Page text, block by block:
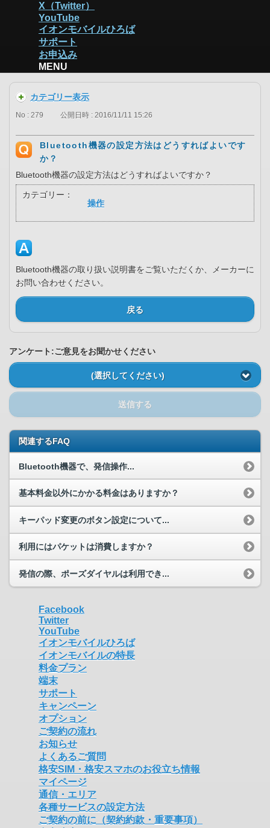
X（Twitter）
YouTube
イオンモバイルひろば
サポート
お申込み
MENU
カテゴリー表示
No : 279 公開日時 : 2016/11/11 15:26
Bluetooth機器の設定方法はどうすればよいです
か？
Bluetooth機器の設定方法はどうすればよいですか？
カテゴリー：
操作
Bluetooth機器の取り扱い説明書をご覧いただくか、メーカーに
お問い合わせください。
戻る
アンケート:ご意見をお聞かせください
(選択してください)
送信する
関連するFAQ
Bluetooth機器で、発信操作...
基本料金以外にかかる料金はありますか？
キーパッド変更のボタン設定について...
利用にはパケットは消費しますか？
発信の際、ポーズダイヤルは利用でき...
Facebook
Twitter
YouTube
イオンモバイルひろば
イオンモバイルの特長
料金プラン
端末
サポート
キャンペーン
オプション
ご契約の流れ
お知らせ
よくあるご質問
格安SIM・格安スマホのお役立ち情報
マイページ
通信・エリア
各種サービスの設定方法
ご契約の前に（契約約款・重要事項）